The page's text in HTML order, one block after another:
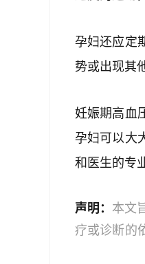
孕妇还应定
势或出现其
妊娠期高血
孕妇可以大
和医生的专
声明： 本文
疗或诊断的